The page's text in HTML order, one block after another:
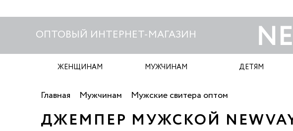
ОПТОВЫЙ ИНТЕРНЕТ-МАГАЗИН
ЖЕНЩИНАМ МУЖЧИНАМ ДЕТЯМ
Главная Мужчинам Мужские свитера оптом
ДЖЕМПЕР МУЖСКОЙ NEWVAY